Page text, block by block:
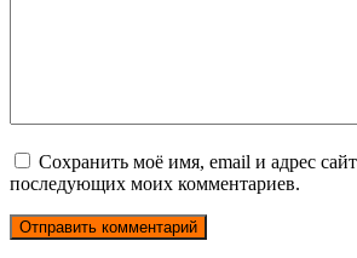
Сохранить моё имя, email и адрес
последующих моих комментариев.